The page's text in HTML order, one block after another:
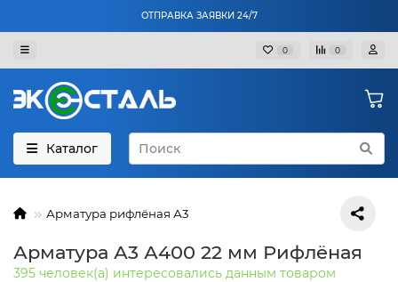
ОТПРАВКА ЗАЯВКИ 24/7
0 0
Каталог
Арматура рифлёная А3
Арматура А3 А400 22 мм Рифлёная
395 человек(а) интересовались данным товаром